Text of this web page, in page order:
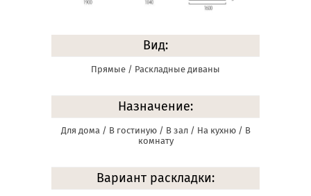
Вид:
Прямые / Раскладные диваны
Назначение:
Для дома / В гостиную / В зал / На кухню / В
комнату
Вариант раскладки: